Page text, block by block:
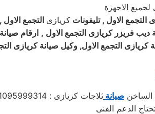
التجمع الاول , تليفوناتكريازى التجمع
ديب فريزركريازى التجمع الاول , ارقام
كريازى التجمع الاول, وكيل صيانةكريازى
الساخن صيانة ثلاجات كريازى : 01095999314
الدعم الفنى